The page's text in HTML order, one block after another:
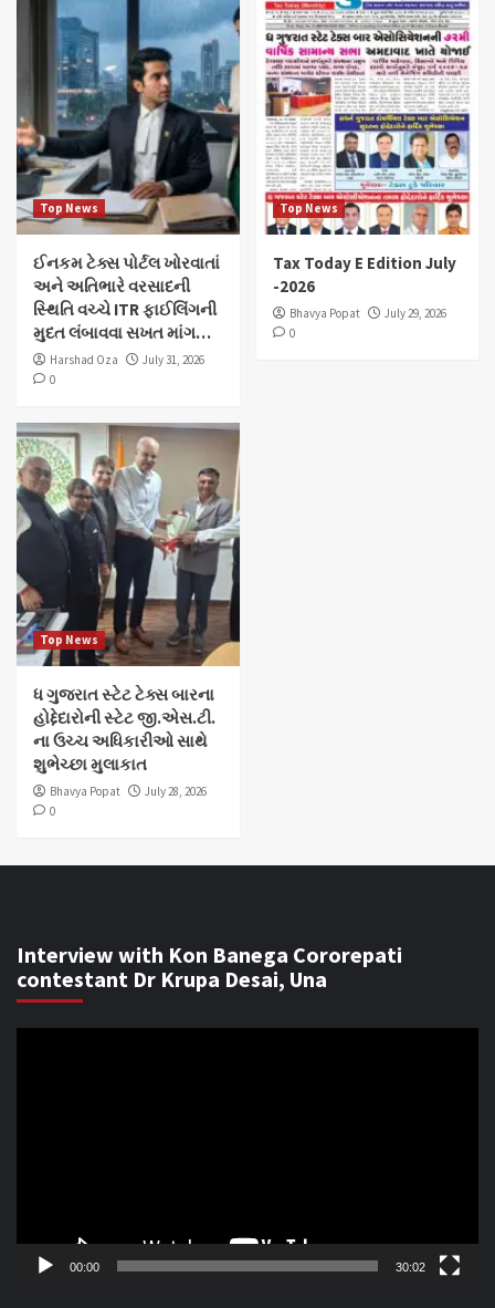
Top News
ઈનકમ ટેક્સ પોર્ટલ ખોરવાતાં
અને અતિભારે વરસાદની
સ્થિતિ વચ્ચે ITR ફાઈલિંગની
મુદત લંબાવવા સખત માંગ…
Harshad Oza
July 31, 2026
0
Top News
Tax Today E Edition July
-2026
Bhavya Popat
July 29, 2026
0
Top News
ધ ગુજરાત સ્ટેટ ટેક્સ બારના
હોદ્દેદારોની સ્ટેટ જી.એસ.ટી.
ના ઉચ્ચ અધિકારીઓ સાથે
શુભેચ્છા મુલાકાત
Bhavya Popat
July 28, 2026
0
Interview with Kon Banega Cororepati
contestant Dr Krupa Desai, Una
00:00 30:02